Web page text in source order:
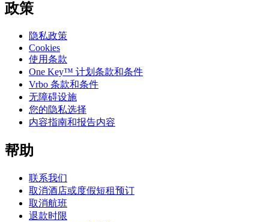
政策
隐私政策
Cookies
使用条款
One Key™ 计划条款和条件
Vrbo 条款和条件
无障碍设施
您的隐私选择
内容指南和报告内容
帮助
联系我们
取消酒店或度假短租预订
取消航班
退款时限